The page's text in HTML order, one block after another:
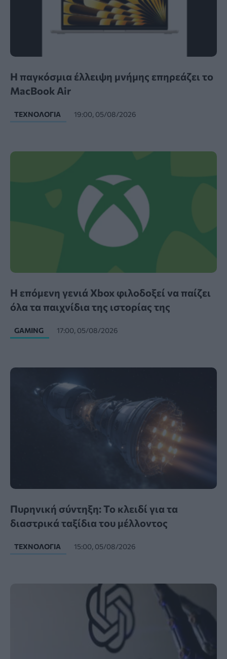
Η παγκόσμια έλλειψη μνήμης επηρεάζει το
MacBook Air
ΤΕΧΝΟΛΟΓΊΑ 19:00, 05/08/2026
Η επόμενη γενιά Xbox φιλοδοξεί να παίζει
όλα τα παιχνίδια της ιστορίας της
GAMING 17:00, 05/08/2026
Πυρηνική σύντηξη: Το κλειδί για τα
διαστρικά ταξίδια του μέλλοντος
ΤΕΧΝΟΛΟΓΊΑ 15:00, 05/08/2026